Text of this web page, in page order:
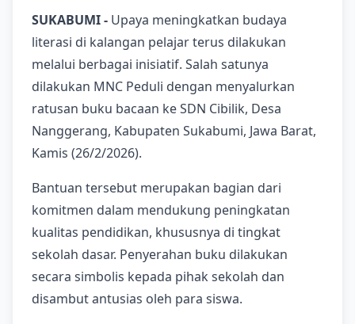
SUKABUMI - Upaya meningkatkan budaya
literasi di kalangan pelajar terus dilakukan
melalui berbagai inisiatif. Salah satunya
dilakukan MNC Peduli dengan menyalurkan
ratusan buku bacaan ke SDN Cibilik, Desa
Nanggerang, Kabupaten Sukabumi, Jawa Barat,
Kamis (26/2/2026).
Bantuan tersebut merupakan bagian dari
komitmen dalam mendukung peningkatan
kualitas pendidikan, khususnya di tingkat
sekolah dasar. Penyerahan buku dilakukan
secara simbolis kepada pihak sekolah dan
disambut antusias oleh para siswa.